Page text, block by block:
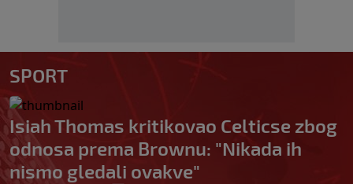
SPORT
Isiah Thomas kritikovao Celticse zbog
odnosa prema Brownu: "Nikada ih
nismo gledali ovakve"